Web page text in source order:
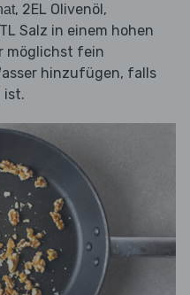
, 2EL Olivenöl,
Salz in einem hohen
möglichst fein
hinzufügen, falls
ist.